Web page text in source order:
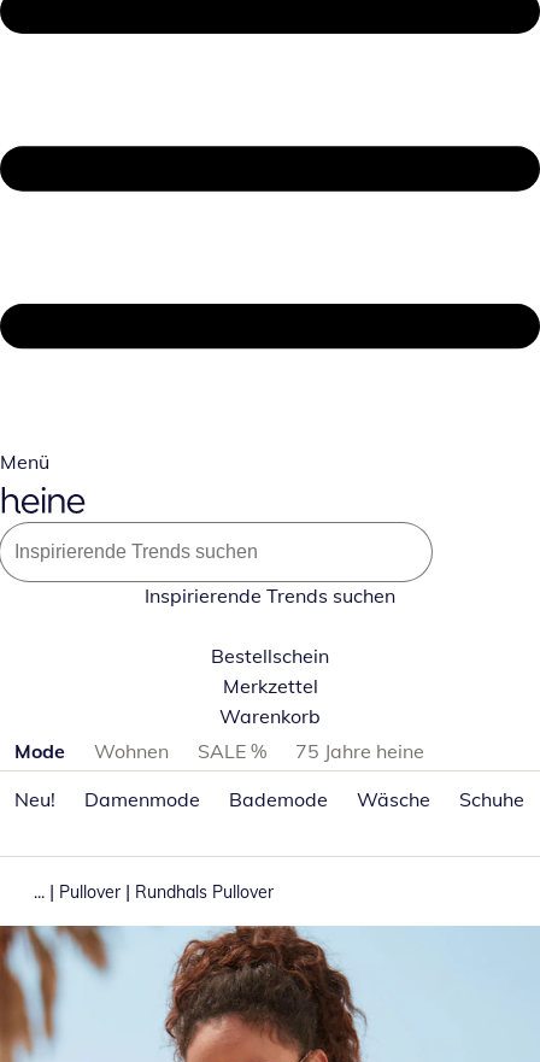
Menü
Inspirierende Trends suchen
Bestellschein
Merkzettel
Warenkorb
Produktkategorien überspringen
Mode Wohnen SALE %
75 Jahre heine
Neu!
Damenmode Bademode Wäsche Schuhe
... | Pullover | Rundhals Pullover